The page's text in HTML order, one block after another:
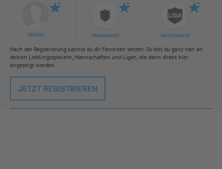
Spieler Mannschaft Wettbewerb
Nach der Registrierung kannst du dir Favoriten setzen. So bist du ganz nah an
deinen Lieblingsspielern, Mannschaften und Ligen, die dann direkt hier
angezeigt werden.
JETZT REGISTRIEREN